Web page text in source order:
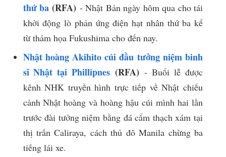
thứ ba(RFA) - Nhật Bản ngày hôm qua cho tái
khởi động lò phản ứng điện hạt nhân thứ ba kể
từ thảm họa Fukushima cho đến nay.
Nhật hoàng Akihito cúi đầu tưởng niệm binh
sĩ Nhật tại Phillipnes (RFA) - Buổi lễ được
kênh NHK truyền hình trực tiếp về Nhật chiếu
cảnh Nhật hoàng và hoàng hậu cúi mình hai lần
trước đài tưởng niệm bằng đá cẩm thạch xám tại
thị trấn Caliraya, cách thủ đô Manila chừng ba
tiếng lái xe.